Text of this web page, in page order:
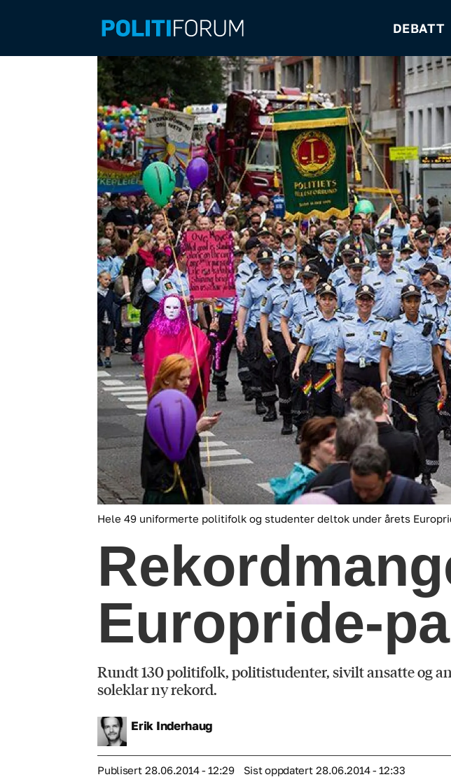
DEBATT
Hele 49 uniformerte politifolk og studenter deltok under årets
Europride-
Rundt 130 politifolk, politistudenter, sivilt ansatte og
soleklar ny rekord.
Erik Inderhaug
Publisert 28.06.2014 - 12:29 Sist oppdatert 28.06.2014 - 12:33